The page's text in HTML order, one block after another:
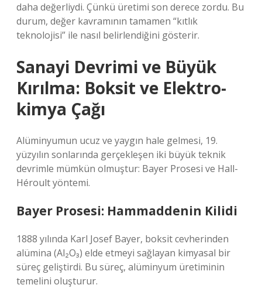
daha değerliydi. Çünkü üretimi son derece zordu. Bu
durum, değer kavramının tamamen “kıtlık
teknolojisi” ile nasıl belirlendiğini gösterir.
Sanayi Devrimi ve Büyük
Kırılma: Boksit ve Elektro-
kimya Çağı
Alüminyumun ucuz ve yaygın hale gelmesi, 19.
yüzyılın sonlarında gerçekleşen iki büyük teknik
devrimle mümkün olmuştur: Bayer Prosesi ve Hall-
Héroult yöntemi.
Bayer Prosesi: Hammaddenin Kilidi
1888 yılında Karl Josef Bayer, boksit cevherinden
alümina (Al₂O₃) elde etmeyi sağlayan kimyasal bir
süreç geliştirdi. Bu süreç, alüminyum üretiminin
temelini oluşturur.